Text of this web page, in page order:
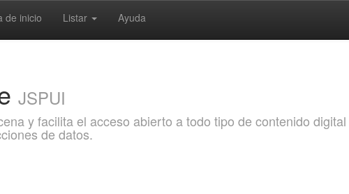
de inicio Listar Ayuda
JSPUI
y facilita el acceso abierto a todo tipo de contenido
de datos.